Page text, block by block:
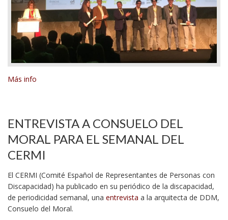
Más info
ENTREVISTA A CONSUELO DEL
MORAL PARA EL SEMANAL DEL
CERMI
El CERMI (Comité Español de Representantes de Personas con
Discapacidad) ha publicado en su periódico de la discapacidad,
de periodicidad semanal, una entrevista a la arquitecta de DDM,
Consuelo del Moral.